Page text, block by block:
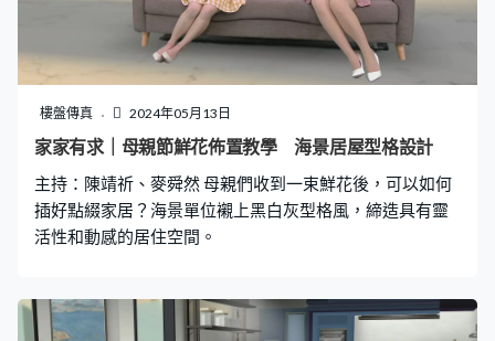
樓盤傳真 2024年05月13日
家家有求｜母親節鮮花佈置教學 海景居屋型格設計
主持：陳靖祈、麥舜然 母親們收到一束鮮花後，可以如何
插好點綴家居？海景單位襯上黑白灰型格風，締造具有靈
活性和動感的居住空間。